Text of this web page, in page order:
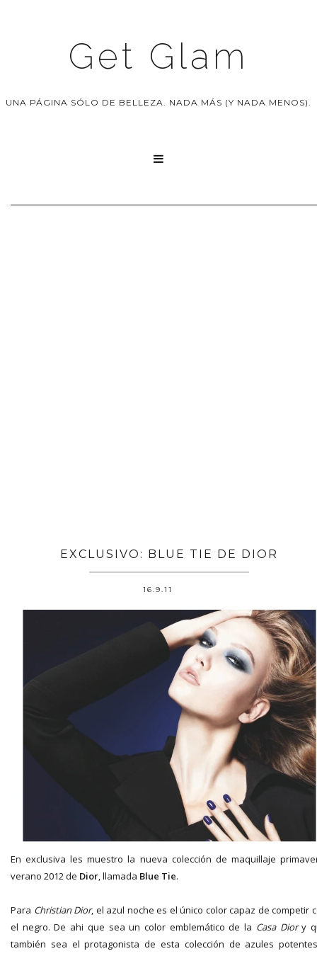
Get Glam
UNA PÁGINA SÓLO DE BELLEZA. NADA MÁS (Y NADA MENOS).

EXCLUSIVO: BLUE TIE DE DIOR
16.9.11
En exclusiva les muestro la nueva colección de maquillaje
verano 2012 de Dior, llamada Blue Tie.
Para Christian Dior, el azul noche es el único color capaz de competir
el negro. De ahi que sea un color emblemático de la Casa Diory
también sea el protagonista de esta colección de azules